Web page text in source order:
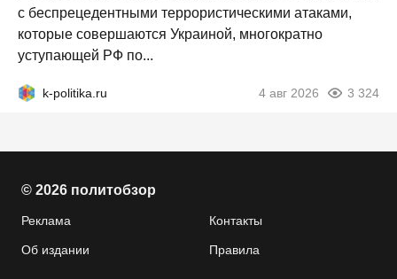
с беспрецедентными террористическими атаками,
которые совершаются Украиной, многократно
уступающей РФ по...
k-politika.ru 4 авг 2026 3 324
© 2026 политобзор
Реклама Контакты
Об издании Правила